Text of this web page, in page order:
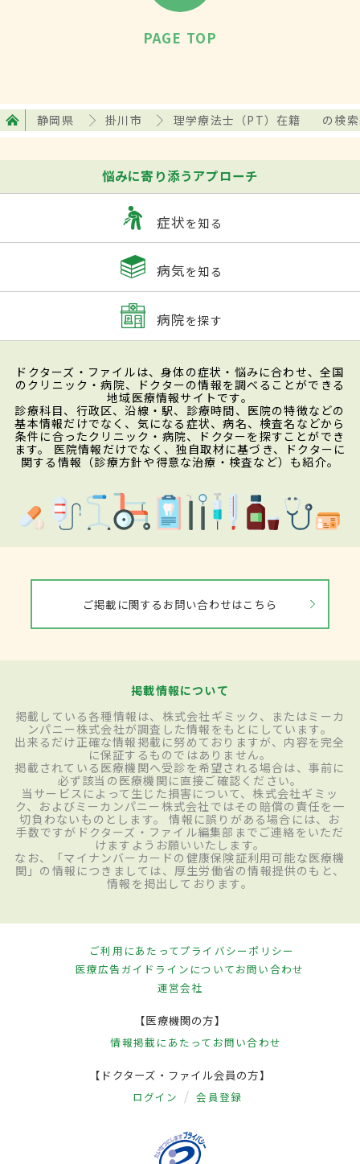
PAGE TOP
静岡県 掛川市 理学療法士（PT）在籍 の検
悩みに寄り添うアプローチ
症状を知る
病気を知る
病院を探す
ドクターズ・ファイルは、身体の症状・悩みに合わせ、全国
のクリニック・病院、ドクターの情報を調べることができる
地域医療情報サイトです。
診療科目、行政区、沿線・駅、診療時間、医院の特徴などの
基本情報だけでなく、気になる症状、病名、検査名などから
条件に合ったクリニック・病院、ドクターを探すことができ
ます。 医院情報だけでなく、独自取材に基づき、ドクターに
関する情報（診療方針や得意な治療・検査など）も紹介。
ご掲載に関するお問い合わせはこちら
掲載情報について
掲載している各種情報は、株式会社ギミック、またはミーカ
ンパニー株式会社が調査した情報をもとにしています。
出来るだけ正確な情報掲載に努めておりますが、内容を完全
に保証するものではありません。
掲載されている医療機関へ受診を希望される場合は、事前に
必ず該当の医療機関に直接ご確認ください。
当サービスによって生じた損害について、株式会社ギミッ
ク、およびミーカンパニー株式会社ではその賠償の責任を一
切負わないものとします。 情報に誤りがある場合には、お
手数ですがドクターズ・ファイル編集部までご連絡をいただ
けますようお願いいたします。
なお、「マイナンバーカードの健康保険証利用可能な医療機
関」の情報につきましては、厚生労働省の情報提供のもと、
情報を掲出しております。
ご利用にあたってプライバシーポリシー
医療広告ガイドラインについてお問い合わせ
運営会社
【医療機関の方】
情報掲載にあたって お問い合わせ
【ドクターズ・ファイル会員の方】
ログイン 会員登録